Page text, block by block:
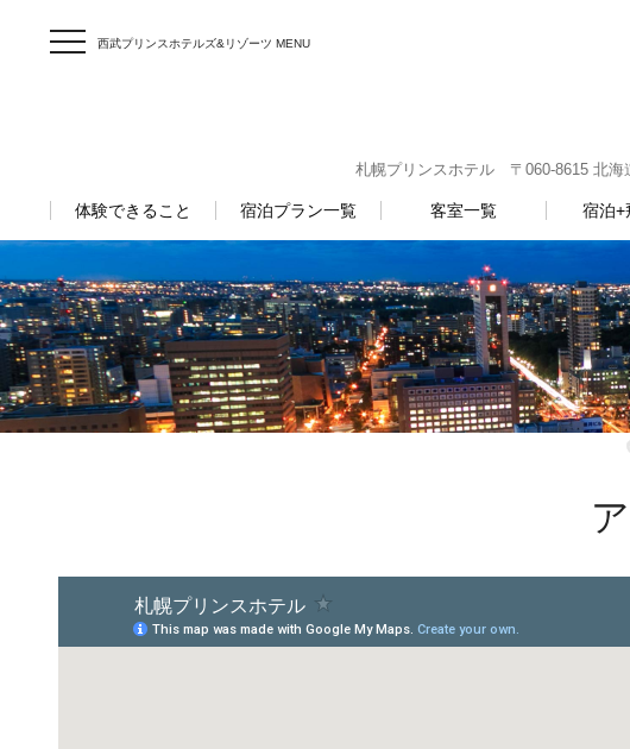
西武プリンスホテルズ&リゾーツ MENU
札幌プリンスホテル 〒060-8615 北海
体験できること 宿泊プラン一覧 客室一覧 宿泊+